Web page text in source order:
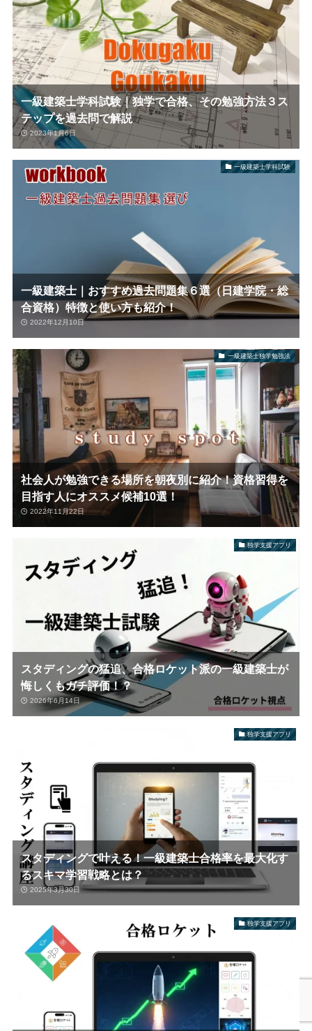
一級建築士学科試験｜独学で合格、その勉強方法３ス
テップを過去問で解説
2023年1月6日
一級建築士学科試験
一級建築士｜おすすめ過去問題集６選（日建学院・総
合資格）特徴と使い方も紹介！
2022年12月10日
一級建築士独学勉強法
社会人が勉強できる場所を朝夜別に紹介！資格習得を
目指す人にオススメ候補10選！
2022年11月22日
独学支援アプリ
スタディングの猛追、合格ロケット派の一級建築士が
悔しくもガチ評価！？
2026年6月14日
独学支援アプリ
スタディングで叶える！一級建築士合格率を最大化す
るスキマ学習戦略とは？
2025年3月30日
独学支援アプリ